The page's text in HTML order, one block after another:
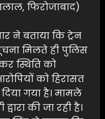
फिरोजाबाद)
ने बताया कि ट्रेन
मिलते ही पुलिस
स्थिति को
को हिरासत
गया है। मामले
की जा रही है।